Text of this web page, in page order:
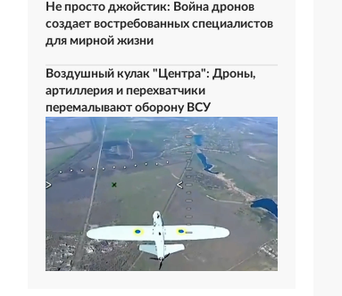
Не просто джойстик: Война дронов
создает востребованных специалистов
для мирной жизни
Воздушный кулак "Центра": Дроны,
артиллерия и перехватчики
перемалывают оборону ВСУ